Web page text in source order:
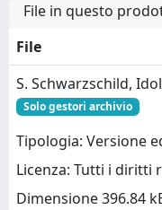
File in questo
File
S. Schwarzschild,
Solo gestori archivio
Tipologia: Versione
Licenza: Tutti i diritti
Dimensione 396.84